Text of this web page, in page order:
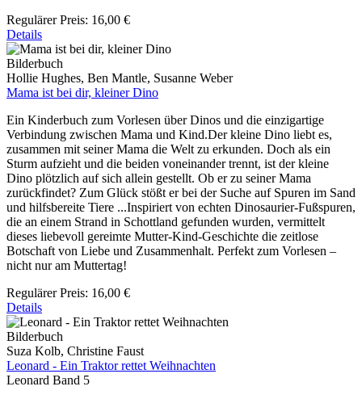
Regulärer Preis: 16,00 €
Details
Bilderbuch
Hollie Hughes, Ben Mantle, Susanne Weber
Mama ist bei dir, kleiner Dino
Ein Kinderbuch zum Vorlesen über Dinos und die einzigartige
Verbindung zwischen Mama und Kind.Der kleine Dino liebt es,
zusammen mit seiner Mama die Welt zu erkunden. Doch als ein
Sturm aufzieht und die beiden voneinander trennt, ist der kleine
Dino plötzlich auf sich allein gestellt. Ob er zu seiner Mama
zurückfindet? Zum Glück stößt er bei der Suche auf Spuren im Sand
und hilfsbereite Tiere ...Inspiriert von echten Dinosaurier-Fußspuren,
die an einem Strand in Schottland gefunden wurden, vermittelt
dieses liebevoll gereimte Mutter-Kind-Geschichte die zeitlose
Botschaft von Liebe und Zusammenhalt. Perfekt zum Vorlesen –
nicht nur am Muttertag!
Regulärer Preis: 16,00 €
Details
Bilderbuch
Suza Kolb, Christine Faust
Leonard - Ein Traktor rettet Weihnachten
Leonard Band 5